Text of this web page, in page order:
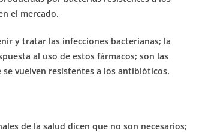
el mercado.
y tratar las infecciones bacterianas; la
al uso de estos fármacos; son las
vuelven resistentes a los antibióticos.
de la salud dicen que no son necesarios;